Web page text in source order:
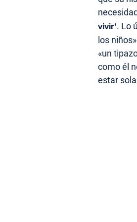
vivir’. Lo
los
«un
como él
estar